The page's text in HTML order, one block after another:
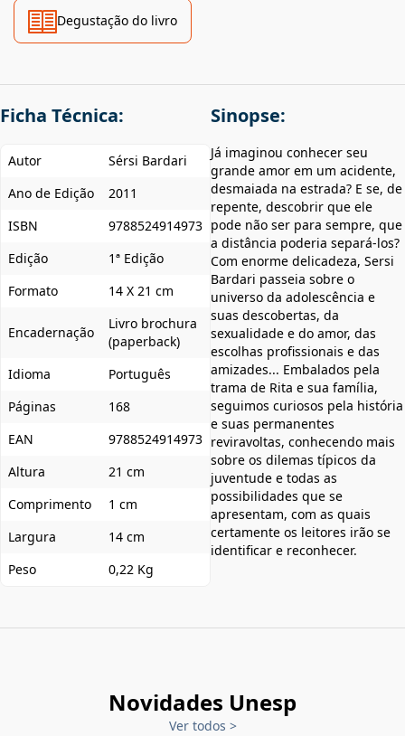
Degustação do livro
Ficha Técnica:
Autor
Sérsi Bardari
Ano de Edição
2011
ISBN
9788524914973
Edição
1ª Edição
Formato
14 X 21 cm
Encadernação
Livro brochura
(paperback)
Idioma
Português
Páginas
168
EAN
9788524914973
Altura
21 cm
Comprimento
1 cm
Largura
14 cm
Peso
0,22 Kg
Sinopse:
Já imaginou conhecer seu
grande amor em um acidente,
desmaiada na estrada? E se, de
repente, descobrir que ele
pode não ser para sempre, que
a distância poderia separá-los?
Com enorme delicadeza, Sersi
Bardari passeia sobre o
universo da adolescência e
suas descobertas, da
sexualidade e do amor, das
escolhas profissionais e das
amizades... Embalados pela
trama de Rita e sua família,
seguimos curiosos pela história
e suas permanentes
reviravoltas, conhecendo mais
sobre os dilemas típicos da
juventude e todas as
possibilidades que se
apresentam, com as quais
certamente os leitores irão se
identificar e reconhecer.
Novidades Unesp
Ver todos >